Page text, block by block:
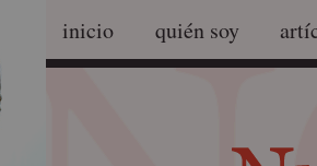
inicio quién soy